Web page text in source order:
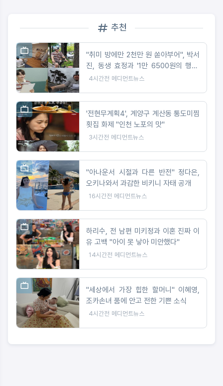
추천
"취미 방에만 2천만 원 쏟아부어", 박서
진, 동생 효정과 '1만 6500원의 행복'
도전
4시간전 메디먼트뉴스
'전현무계획4', 계양구 계산동 통도미찜
횟집 화제 "인천 노포의 맛"
3시간전 메디먼트뉴스
"아나운서 시절과 다른 반전" 정다은,
오키나와서 과감한 비키니 자태 공개
16시간전 메디먼트뉴스
하리수, 전 남편 미키정과 이혼 진짜 이
유 고백 "아이 못 낳아 미안했다"
14시간전 메디먼트뉴스
"세상에서 가장 힙한 할머니" 이혜영,
조카손녀 품에 안고 전한 기쁜 소식
4시간전 메디먼트뉴스